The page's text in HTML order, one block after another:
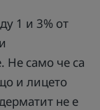
1 и 3% от
Не само че са
и лицето
не е